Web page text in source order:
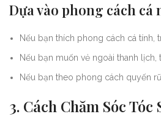
Dựa vào phong cách cá
Nếu bạn thích phong cách cá tính,
Nếu bạn muốn vẻ ngoài thanh lịch,
Nếu bạn theo phong cách quyến
3. Cách Chăm Sóc